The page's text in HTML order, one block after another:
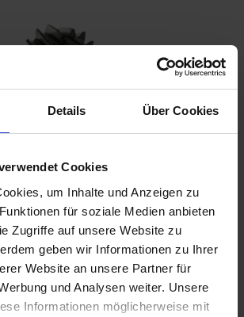
Details Über Cookies
Cookies
um Inhalte und Anzeigen zu
für soziale Medien anbieten
Zugriffe auf unsere Website zu
geben wir Informationen zu Ihrer
Website an unsere Partner für
und Analysen weiter. Unsere
Informationen möglicherweise mit
Lieferzeit ca. 2-4 Werktage innerhalb
Warenkorb
Bewerten